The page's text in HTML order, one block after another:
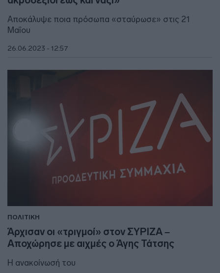
Αποκάλυψε ποια πρόσωπα «σταύρωσε» στις 21
Μαΐου
26.06.2023 - 12:57
ΠΟΛΙΤΙΚΗ
Άρχισαν οι «τριγμοί» στον ΣΥΡΙΖΑ –
Αποχώρησε με αιχμές ο Άγης Τάτσης
Η ανακοίνωσή του